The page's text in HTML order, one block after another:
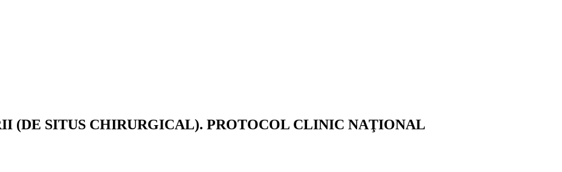
(DE SITUS CHIRURGICAL). PROTOCOL CLINIC NAŢIONAL